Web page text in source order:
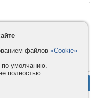
файлов «Cookie»
по умолчанию.
полностью.